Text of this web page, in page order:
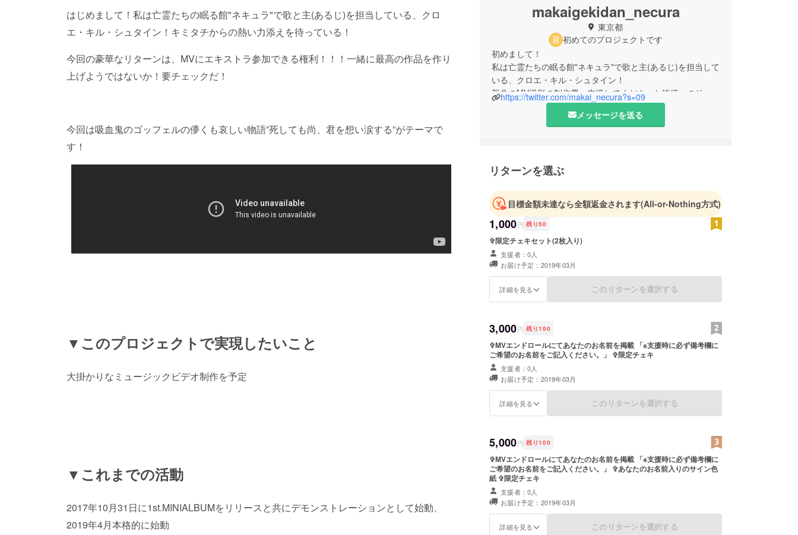
はじめまして！私は亡霊たちの眠る館"ネキュラ"で歌と主(あるじ)を担当している、クロ
エ・キル・シュタイン！キミタチからの熱い力添えを待っている！
今回の豪華なリターンは、MVにエキストラ参加できる権利！！！一緒に最高の作品を作り
上げようではないか！要チェックだ！
今回は吸血鬼のゴッフェルの儚くも哀しい物語”死しても尚、君を想い涙する”がテーマで
す！
▼このプロジェクトで実現したいこと
大掛かりなミュージックビデオ制作を予定
▼これまでの活動
2017年10月31日に1st.MINIALBUMをリリースと共にデモンストレーションとして始動、
2019年4月本格的に始動
makaigekidan_necura
東京都
初めてのプロジェクトです
初めまして！
私は亡霊たちの眠る館"ネキュラ"で歌と主(あるじ)を担当して
いる、クロエ・キル・シュタイン！
新曲のMV撮影の制作費、支援してくださった皆様へのリ
ターン製作費・郵送費、今後のプロモーション費を募ってい
https://twitter.com/makai_necura?s=09
メッセージを送る
リターンを選ぶ
目標金額未達なら全額返金されます(All-or-Nothing方式)
1,000円 残り50
✞限定チェキセット(2枚入り)
支援者：0人
お届け予定：2019年03月
詳細を見る このリターンを選択する
3,000円 残り100
✞MVエンドロールにてあなたのお名前を掲載 「※支援時に必ず備考欄に
ご希望のお名前をご記入ください。」 ✞限定チェキ
支援者：0人
お届け予定：2019年03月
詳細を見る このリターンを選択する
5,000円 残り100
✞MVエンドロールにてあなたのお名前を掲載 「※支援時に必ず備考欄に
ご希望のお名前をご記入ください。」 ✞あなたのお名前入りのサイン色
紙 ✞限定チェキ
支援者：0人
お届け予定：2019年03月
詳細を見る このリターンを選択する